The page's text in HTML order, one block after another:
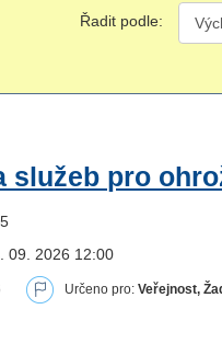
Řadit podle:
služeb pro
09. 2026 12:00
Určeno pro:Veřejnost,